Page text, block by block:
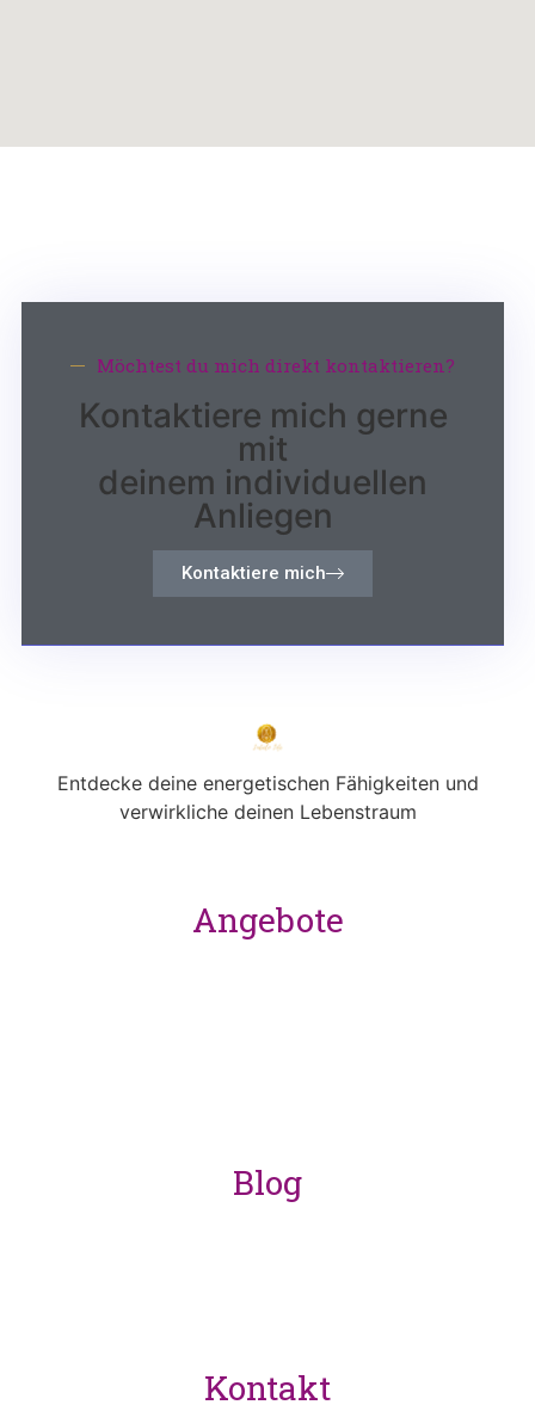
Möchtest du mich direkt kontaktieren?
Kontaktiere mich gerne
mit
deinem individuellen
Anliegen
Kontaktiere mich
Entdecke deine energetischen Fähigkeiten und
verwirkliche deinen Lebenstraum
Angebote
Blog
Kontakt